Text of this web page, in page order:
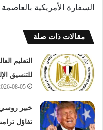
السفارة الأمريكية
مقالات ذات صلة
التعليم
للتنسيق
08-05
خبير
تفاؤل